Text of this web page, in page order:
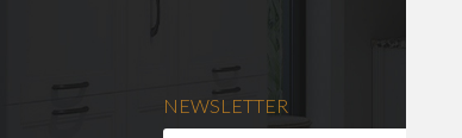
NEWSLETTER